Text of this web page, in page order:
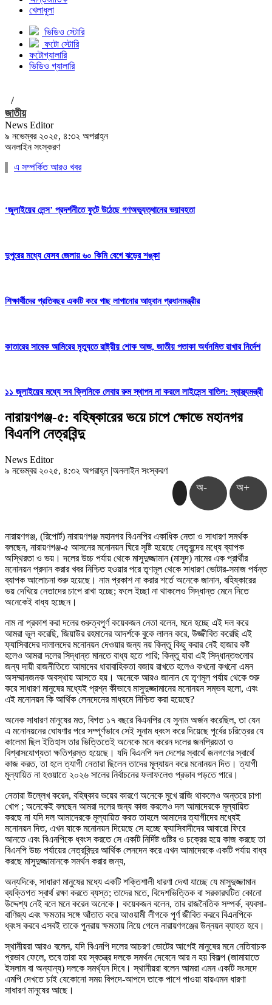
খেলাধুলা
ভিডিও স্টোরি
ফটো স্টোরি
ফটোগ্যালারি
ভিডিও গ্যালারি
/
জাতীয়
News Editor
৯ নভেম্বর ২০২৫, ৪:৩২ অপরাহ্ন
অনলাইন সংস্করণ
এ সম্পর্কিত আরও খবর
‘জুলাইয়ের লেন্স’ প্রদর্শনীতে ফুটে উঠেছে গণঅভ্যুত্থানের ভয়াবহতা
দুপুরের মধ্যে যেসব জেলায় ৬০ কিমি বেগে ঝড়ের শঙ্কা
শিক্ষার্থীদের প্রতিবছর একটি করে গাছ লাগানোর আহ্বান প্রধানমন্ত্রীর
কাতারের সাবেক আমিরের মৃত্যুতে রাষ্ট্রীয় শোক আজ, জাতীয় পতাকা অর্ধনমিত রাখার নির্দেশ
১১ জুলাইয়ের মধ্যে সব ক্লিনিকে লেবার রুম স্থাপন না করলে লাইসেন্স বাতিল: স্বাস্থ্যমন্ত্রী
নারায়ণগঞ্জ-৫: বহিষ্কারের ভয়ে চাপে ক্ষোভে মহানগর
বিএনপি নেত্রবিন্দু
News Editor
৯ নভেম্বর ২০২৫, ৪:৩২ অপরাহ্ন |অনলাইন সংস্করণ
অ- অ+
নারায়ণগঞ্জ, (রিপোর্ট) নারায়ণগঞ্জ মহানগর বিএনপির একাধিক নেতা ও সাধারণ সমর্থক
বলছেন, নারায়ণগঞ্জ-৫ আসনের মনোনয়ন ঘিরে সৃষ্টি হয়েছে নেতৃবৃন্দের মধ্যে ব্যাপক
অস্থিরতা ও ভয়। দলের উচ্চ পর্যায় থেকে মাসুদুজ্জামান (মাসুদ) নামের এক প্রার্থীর
মনোনয়ন প্রদান করার খবর নিশ্চিত হওয়ার পরে তৃণমূল থেকে সাধারণ ভোটার-সমাজ পর্যন্ত
ব্যাপক আলোচনা শুরু হয়েছে। নাম প্রকাশ না করার শর্তে অনেকে জানান, বহিষ্কারের
ভয় দেখিয়ে নেতাদের চাপে রাখা হচ্ছে; ফলে ইচ্ছা না থাকলেও সিদ্ধান্ত মেনে নিতে
অনেকেই বাধ্য হচ্ছেন।
নাম না প্রকাশ করা দলের গুরুত্বপূর্ণ কয়েকজন নেতা বলেন, মনে হচ্ছে এই দল করে
আমরা ভুল করেছি, জিয়াউর রহমানের আদর্শকে বুকে লালন করে, উজ্জীবিত করেছি এই
ফ্যাসিবাদের দালালদের মনোনয়ন দেওয়ার জন্য নয় কিন্তু কিছু করার নেই হাজার কষ্ট
হলেও আমরা দলের সিদ্ধান্ত মানতে বাধ্য হতে পারি; কিন্তু যারা এই সিদ্ধান্তগুলোর
জন্য দায়ী রাজনীতিতে আমাদের ধারাবাহিকতা বজায় রাখতে হলেও কখনো কখনো এমন
অসম্মানজনক অবস্থায় আসতে হয়। অনেকে আরও জানান যে তৃণমূল পর্যায় থেকে শুরু
করে সাধারণ মানুষের মধ্যেই প্রশ্ন কীভাবে মাসুদুজ্জামানের মনোনয়ন সম্ভব হলো, এবং
এই মনোনয়ন কি আর্থিক লেনদেনের মাধ্যমে নিশ্চিত করা হয়েছে?
অনেক সাধারণ মানুষের মত, বিগত ১৭ বছরে বিএনপির যে সুনাম অর্জন করেছিল, তা যেন
এ মনোনয়নের ঘোষণার পরে সম্পূর্ণভাবে সেই সুনাম ধ্বংস করে দিয়েছে পূর্বের চরিত্রের যে
কালেমা ছিল ইতিহাস তার ভিত্তিতেই অনেকে মনে করেন দলের জনপ্রিয়তা ও
বিশ্বাসযোগ্যতা ক্ষতিগ্রস্ত হয়েছে। যদি বিএনপি দল দেশের স্বার্থে জনগণের স্বার্থে
কাজ করত, তা হলে ত্যাগী নেতারা ছিলেন তাদের মূল্যায়ন করে মনোনয়ন দিত। ত্যাগী
মূল্যায়িত না হওয়াতে ২০২৬ সালের নির্বাচনের ফলাফলেও প্রভাব পড়তে পারে।
নেতারা উল্লেখ করেন, বহিষ্কার ভয়ের কারণে অনেকে মুখে রাজি থাকলেও অন্তরে চাপা
খোপ ; অনেকেই বলছেন আমরা দলের জন্য কাজ করলেও দল আমাদেরকে মূল্যায়িত
করছে না যদি দল আমাদেরকে মূল্যায়িত করত তাহলে আমাদের ত্যাগীদের মধ্যেই
মনোনয়ন দিত, এখন যাকে মনোনয়ন দিয়েছে সে হচ্ছে ফ্যাসিবাদীদের আবারো ফিরে
আনতে এবং বিএনপিকে ধ্বংস করতে সে একটি নির্দিষ্ট গুষ্টির ও চক্রের হয়ে কাজ করছে তা
বিএনপি উচ্চ পর্যায়ের নেত্রবিন্দুর আর্থিক লেনদেন করে এখন আমাদেরকে একটি পর্যায় বাধ্য
করছে মাসুদুজ্জামানকে সমর্থন করার জন্য,
অন্যদিকে, সাধারণ মানুষের মধ্যে একটি শক্তিশালী ধারণা দেখা যাচ্ছে যে মাসুদুজ্জামান
ব্যক্তিগত স্বার্থ রক্ষা করতে ব্যস্ত; তাদের মতে, বিদেশভিত্তিক বা সরকারঘটিত কোনো
উদ্দেশ্য নেই বলে মনে করেন অনেকে। কয়েকজন বলেন, তার রাজনৈতিক সম্পর্ক, ব্যবসা-
বাণিজ্য এবং ক্ষমতার সঙ্গে আঁতাত করে আওয়ামী লীগকে পূর্ণ জীবিত করবে বিএনপিকে
ধ্বংস করবে এসবই তাকে পুনরায় ক্ষমতায় নিয়ে গেলে নারায়ণগঞ্জের উন্নয়ন ব্যাহত হবে।
স্থানীয়রা আরও বলেন, যদি বিএনপি দলের আচরণ ভোটের আগেই মানুষের মনে নেতিবাচক
প্রভাব ফেলে, তবে তারা হয় স্বতন্ত্র দলকে সমর্থন দেবেনে আর ন হয় বিকল্প (জামায়াতে
ইসলাম বা অন্যান্য) দলকে সমর্থ্যন দিবে। স্থানীয়রা বলেন আমরা এমন একটি সংসদে
এমপি দেখতে চাই যেকোনো সময় বিপদে-আপদে তাকে পাশে পাওয়া যায়এমন ধারণা
সাধারণ মানুষের আছে।